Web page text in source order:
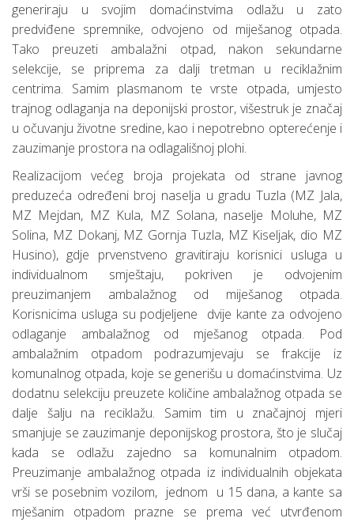
generiraju u svojim domaćinstvima odlažu u zato
predviđene spremnike, odvojeno od miješanog otpada.
Tako preuzeti ambalažni otpad, nakon sekundarne
selekcije, se priprema za dalji tretman u reciklažnim
centrima. Samim plasmanom te vrste otpada, umjesto
trajnog odlaganja na deponijski prostor, višestruk je značaj
u očuvanju životne sredine, kao i nepotrebno opterećenje i
zauzimanje prostora na odlagališnoj plohi.
Realizacijom većeg broja projekata od strane javnog
preduzeća određeni broj naselja u gradu Tuzla (MZ Jala,
MZ Mejdan, MZ Kula, MZ Solana, naselje Moluhe, MZ
Solina, MZ Dokanj, MZ Gornja Tuzla, MZ Kiseljak, dio MZ
Husino), gdje prvenstveno gravitiraju korisnici usluga u
individualnom smještaju, pokriven je odvojenim
preuzimanjem ambalažnog od miješanog otpada.
Korisnicima usluga su podjeljene dvije kante za odvojeno
odlaganje ambalažnog od mješanog otpada. Pod
ambalažnim otpadom podrazumjevaju se frakcije iz
komunalnog otpada, koje se generišu u domaćinstvima. Uz
dodatnu selekciju preuzete količine ambalažnog otpada se
dalje šalju na reciklažu. Samim tim u značajnoj mjeri
smanjuje se zauzimanje deponijskog prostora, što je slučaj
kada se odlažu zajedno sa komunalnim otpadom.
Preuzimanje ambalažnog otpada iz individualnih objekata
vrši se posebnim vozilom, jednom u 15 dana, a kante sa
mješanim otpadom prazne se prema već utvrđenom